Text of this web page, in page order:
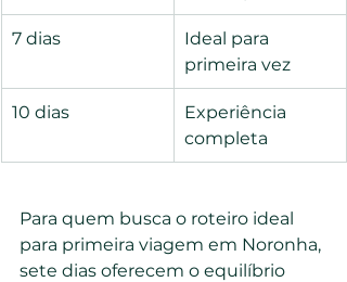
7 dias
Ideal para
primeira vez
10 dias
Experiência
completa
Para quem busca o roteiro ideal
para primeira viagem em Noronha,
sete dias oferecem o equilíbrio